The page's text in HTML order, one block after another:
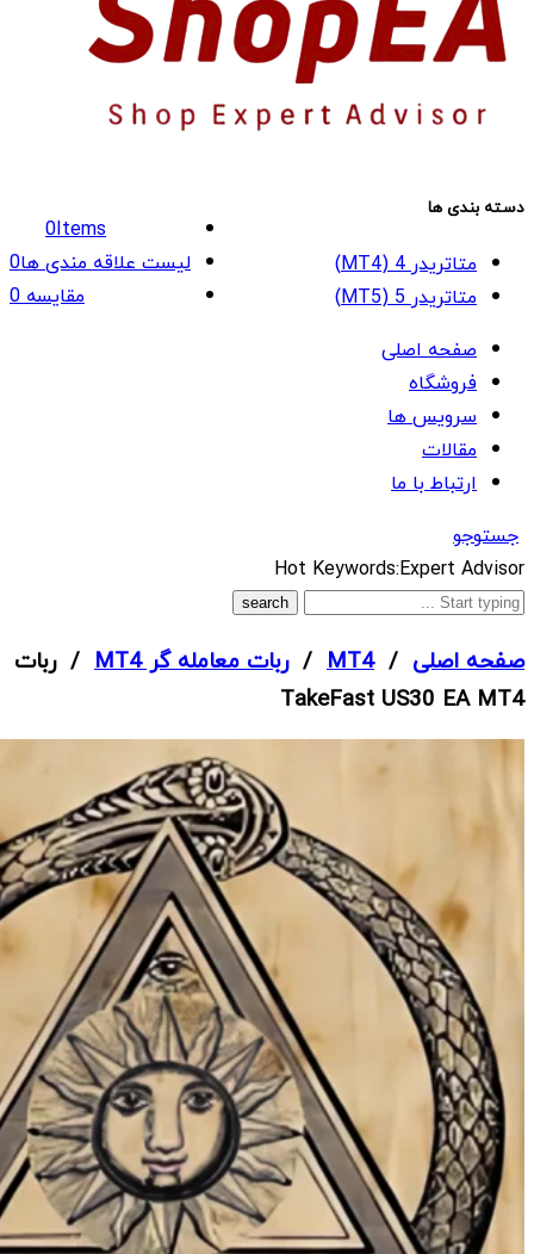
0Items
لیست علاقه مندی ها0
مقایسه0
دسته بندی ها
متاتریدر 4 (MT4)
متاتریدر 5 (MT5)
صفحه اصلی
فروشگاه
سرویس ها
مقالات
ارتباط با ما
جستوجو
What
are
looking
for?
Hot Keywords:Expert Advisor
صفحه اصلی /
MT4
/ربات معامله گر MT4
/ ربات
TakeFast US30 EA MT4